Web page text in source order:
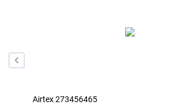
Airtex 273456465